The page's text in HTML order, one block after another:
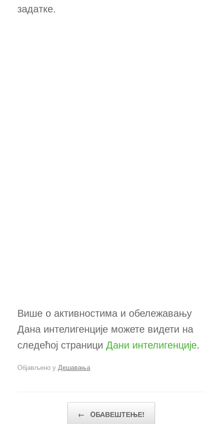
задатке.
Више о активностима и обележавању
Дана интелигенције можете видети на
следећој страници Дани интелигенције.
Објављено у Дешавања
← OБАВЕШТЕЊЕ!